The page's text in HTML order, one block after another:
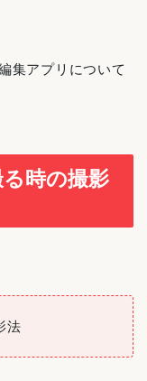
集アプリについて
時の撮影
法